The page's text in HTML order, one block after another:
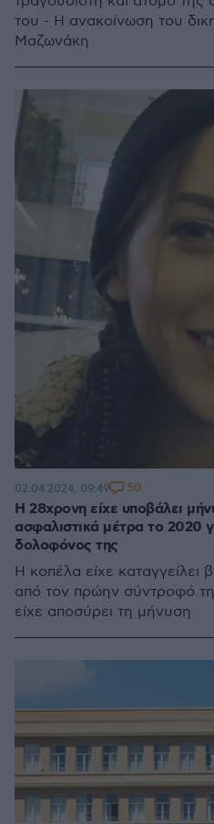
του - Η ανακοίνωση του
Μαζωνάκη
Η 28χρονη είχε υποβάλει
ασφαλιστικά μέτρα το 2020
δολοφόνος της
Η κοπέλα είχε καταγγείλει
από τον πρώην σύντροφό
είχε αποσύρει τη μήνυση
02.04.2024, 09:49 50